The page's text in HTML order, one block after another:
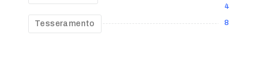
4
Tesseramento 8